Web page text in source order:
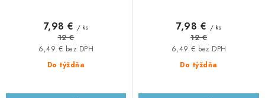
Do týždňa
6,49 € bez DPH
7,98 € / ks
12 €
Do týždňa
6,49 € bez DPH
7,98 € / ks
12 €